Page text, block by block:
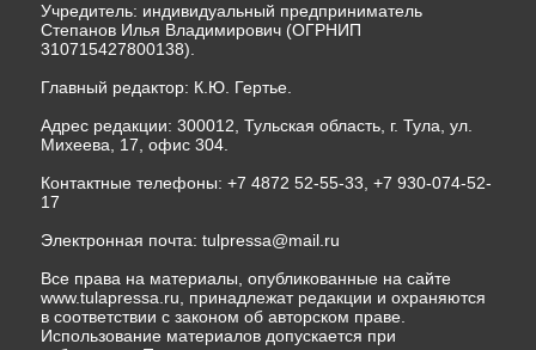
Учредитель: индивидуальный предприниматель
Степанов Илья Владимирович (ОГРНИП
310715427800138).
Главный редактор: К.Ю. Гертье.
Адрес редакции: 300012, Тульская область, г. Тула, ул.
Михеева, 17, офис 304.
Контактные телефоны: +7 4872 52-55-33, +7 930-074-52-
17
Электронная почта: tulpressa@mail.ru
Все права на материалы, опубликованные на сайте
www.tulapressa.ru, принадлежат редакции и охраняются
в соответствии с законом об авторском праве.
Использование материалов допускается при